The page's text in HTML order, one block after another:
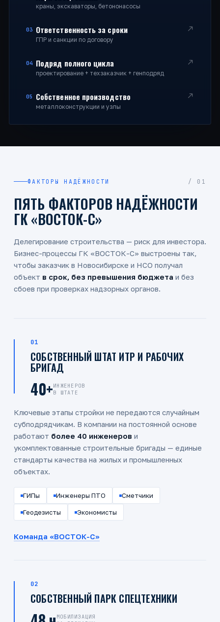
краны, экскаваторы, бетононасосы
03 Ответственность за сроки
ГПР и санкции по договору
04 Подряд полного цикла
проектирование + техзаказчик + генподряд
05 Собственное производство
металлоконструкции и узлы
ФАКТОРЫ НАДЁЖНОСТИ / 01
ПЯТЬ ФАКТОРОВ НАДЁЖНОСТИ
ГК «ВОСТОК-С»
Делегирование строительства — риск для инвестора.
Бизнес-процессы ГК «ВОСТОК-С» выстроены так,
чтобы заказчик в Новосибирске и НСО получал
объект в срок, без превышения бюджета и без
сбоев при проверках надзорных органов.
01
СОБСТВЕННЫЙ ШТАТ ИТР И РАБОЧИХ
БРИГАД
40+ИНЖЕНЕРОВ
В ШТАТЕ
Ключевые этапы стройки не передаются случайным
субподрядчикам. В компании на постоянной основе
работают более 40 инженеров и
укомплектованные строительные бригады — единые
стандарты качества на жилых и промышленных
объектах.
ГИПы Инженеры ПТО Сметчики
Геодезисты Экономисты
Команда «ВОСТОК-С»
02
СОБСТВЕННЫЙ ПАРК СПЕЦТЕХНИКИ
МОБИЛИЗАЦИЯ